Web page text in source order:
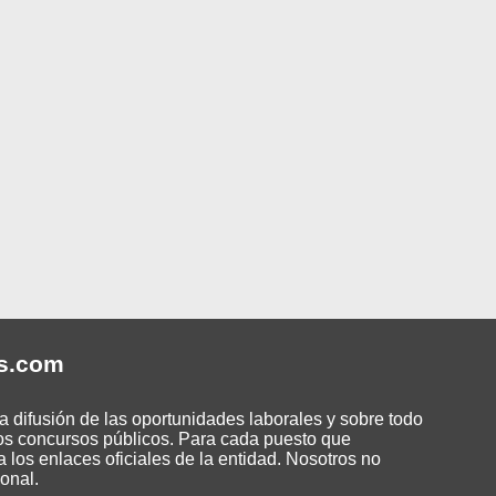
.com
difusión de las oportunidades laborales y sobre todo
concursos públicos. Para cada puesto que
los enlaces oficiales de la entidad. Nosotros no